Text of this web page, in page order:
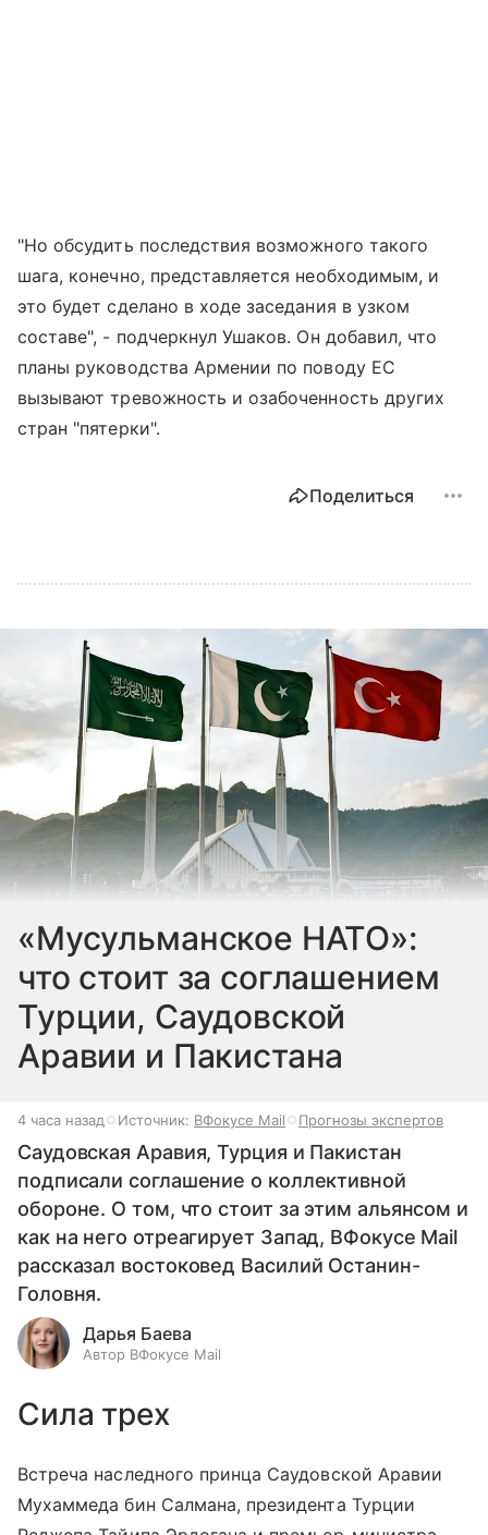
"Но обсудить последствия возможного такого
шага, конечно, представляется необходимым, и
это будет сделано в ходе заседания в узком
составе", - подчеркнул Ушаков. Он добавил, что
планы руководства Армении по поводу ЕС
вызывают тревожность и озабоченность других
стран "пятерки".
Поделиться
«Мусульманское НАТО»:
что стоит за соглашением
Турции, Саудовской
Аравии и Пакистана
4 часа назад Источник: ВФокусе Mail Прогнозы экспертов
Саудовская Аравия, Турция и Пакистан
подписали соглашение о коллективной
обороне. О том, что стоит за этим альянсом и
как на него отреагирует Запад, ВФокусе Mail
рассказал востоковед Василий Останин-
Головня.
Дарья Баева
Автор ВФокусе Mail
Сила трех
Встреча наследного принца Саудовской Аравии
Мухаммеда бин Салмана, президента Турции